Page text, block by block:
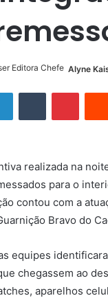
Alyne
LinkedinTumblr
realizada na
para o
contou com a
Bravo do
equipes
chegassem ao
aparelhos